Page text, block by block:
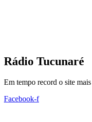
Rádio Tucunaré
Em tempo record o site
Facebook-f